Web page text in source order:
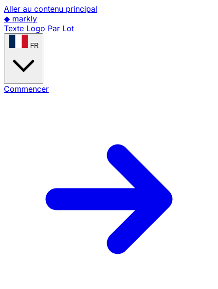
Aller au contenu principal
◆ markly
Texte Logo Par Lot
FR
Commencer